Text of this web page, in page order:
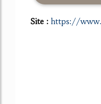
Site : https://